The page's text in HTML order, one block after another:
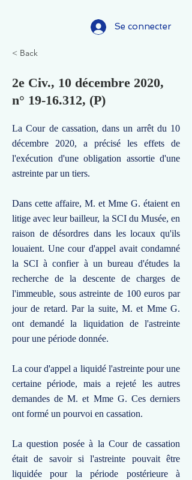
Se connecter
< Back
2e Civ., 10 décembre 2020,
n° 19-16.312, (P)
La Cour de cassation, dans un arrêt du 10
décembre 2020, a précisé les effets de
l'exécution d'une obligation assortie d'une
astreinte par un tiers.
Dans cette affaire, M. et Mme G. étaient en
litige avec leur bailleur, la SCI du Musée, en
raison de désordres dans les locaux qu'ils
louaient. Une cour d'appel avait condamné
la SCI à confier à un bureau d'études la
recherche de la descente de charges de
l'immeuble, sous astreinte de 100 euros par
jour de retard. Par la suite, M. et Mme G.
ont demandé la liquidation de l'astreinte
pour une période donnée.
La cour d'appel a liquidé l'astreinte pour une
certaine période, mais a rejeté les autres
demandes de M. et Mme G. Ces derniers
ont formé un pourvoi en cassation.
La question posée à la Cour de cassation
était de savoir si l'astreinte pouvait être
liquidée pour la période postérieure à